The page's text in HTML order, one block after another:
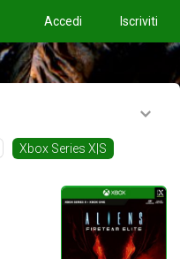
Accedi Iscriviti
Xbox Series X|S